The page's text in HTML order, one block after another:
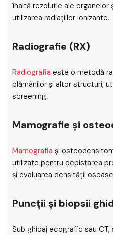
înaltă rezoluție ale organelor
utilizarea radiațiilor ionizante.
Radiografie (RX)
Radiografia este o metodă
plămânilor și altor structuri,
screening.
Mamografie și
Mamografia și
utilizate pentru depistarea
și evaluarea densității
Puncții și biopsii
Sub ghidaj ecografic sau